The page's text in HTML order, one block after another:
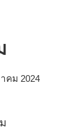
คม 2024